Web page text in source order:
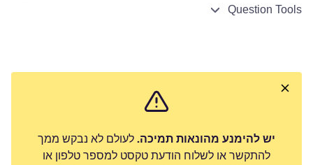
Question Tools
יש להימנע מהונאות תמיכה. לעולם לא נבקש ממך
להתקשר או לשלוח הודעת טקסט למספר טלפון או